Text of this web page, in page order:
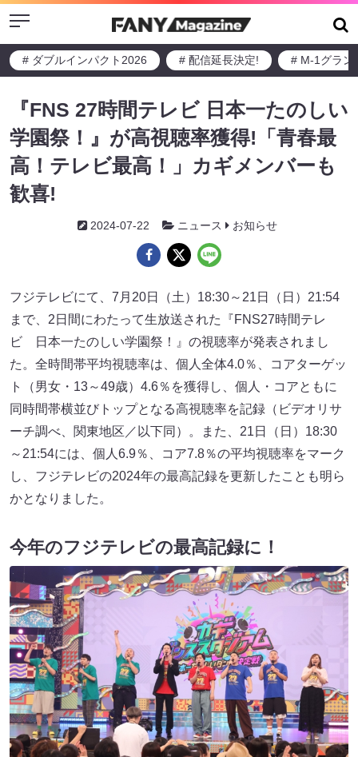
Menu
# ダブルインパクト2026 # 配信延長決定! # M-1グラン
『FNS 27時間テレビ 日本一たのしい
学園祭！』が高視聴率獲得!「青春最
高！テレビ最高！」カギメンバーも
歓喜!
2024-07-22 ニュース お知らせ
フジテレビにて、7月20日（土）18:30～21日（日）21:54
まで、2日間にわたって生放送された『FNS27時間テレ
ビ 日本一たのしい学園祭！』の視聴率が発表されまし
た。全時間帯平均視聴率は、個人全体4.0％、コアターゲッ
ト（男女・13～49歳）4.6％を獲得し、個人・コアともに
同時間帯横並びトップとなる高視聴率を記録（ビデオリサ
ーチ調べ、関東地区／以下同）。また、21日（日）18:30
～21:54には、個人6.9％、コア7.8％の平均視聴率をマーク
し、フジテレビの2024年の最高記録を更新したことも明ら
かとなりました。
今年のフジテレビの最高記録に！